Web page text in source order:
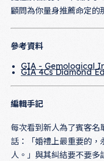
顧問為你量身推薦命定的
參考資料
GIA - Gemological
GIA 4Cs Diamond
編輯手記
每次看到新人為了賓客名
話：「婚禮上最重要的，
人。」與其糾結要不要多